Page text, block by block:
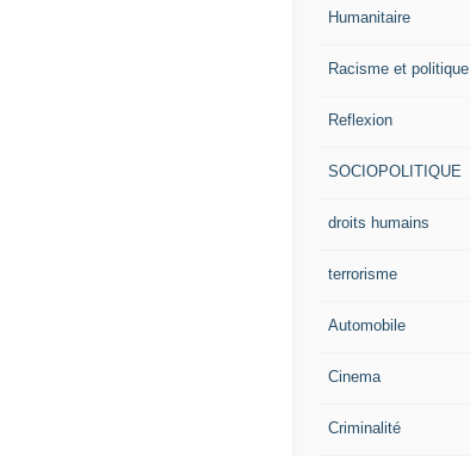
Humanitaire
Racisme et politique
Reflexion
SOCIOPOLITIQUE
droits humains
terrorisme
Automobile
Cinema
Criminalité